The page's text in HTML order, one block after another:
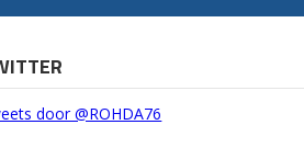
door @ROHDA76